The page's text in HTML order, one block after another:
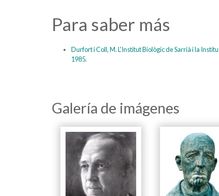
Para saber más
Durfort i Coll, M. L'Institut Biològic de Sarrià i la
1985.
Galería de imágenes